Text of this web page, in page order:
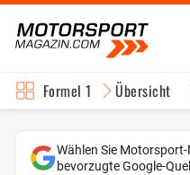
Formel 1 Übersicht
Wählen Sie
bevorzugte Google-